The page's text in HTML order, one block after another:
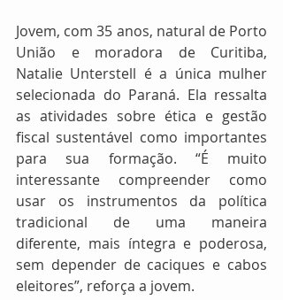
Jovem, com 35 anos, natural de Porto
União e moradora de Curitiba,
Natalie Unterstell é a única mulher
selecionada do Paraná. Ela ressalta
as atividades sobre ética e gestão
fiscal sustentável como importantes
para sua formação. “É muito
interessante compreender como
usar os instrumentos da política
tradicional de uma maneira
diferente, mais íntegra e poderosa,
sem depender de caciques e cabos
eleitores”, reforça a jovem.